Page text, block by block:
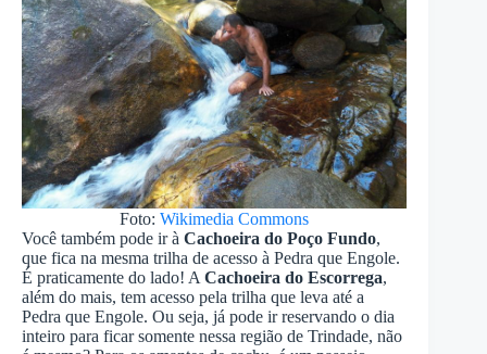
Foto:Wikimedia Commons
Você também pode ir à Cachoeira do Poço Fundo,
que fica na mesma trilha de acesso à Pedra que Engole.
É praticamente do lado! A Cachoeira do Escorrega,
além do mais, tem acesso pela trilha que leva até a
Pedra que Engole. Ou seja, já pode ir reservando o dia
inteiro para ficar somente nessa região de Trindade, não